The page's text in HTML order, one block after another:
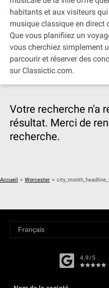
habitants et aux visiteurs
musique classique en direct
Que vous planifiiez un
vous cherchiez simplement
parcourir et réserver des
sur Classictic.com.
Votre recherche n'a
résultat. Merci de
recherche.
Accueil > Worcester >
4,9/5